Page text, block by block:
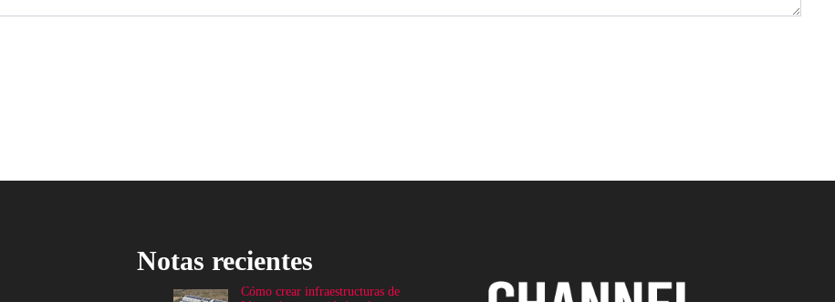
Notas recientes
Cómo crear infraestructuras de